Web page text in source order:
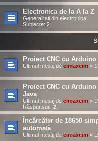
Electronica de la A la Z
Generalitati din electronica
Subiecte: 2
Proiect CNC cu Arduino
Ultimul mesaj de cimaxcim «
Proiect CNC cu
Java
Ultimul mesaj de cimaxcim «
Răspunsuri: 2
Încărcător de 18650
automată
Ultimul mesaj de cimaxcim «